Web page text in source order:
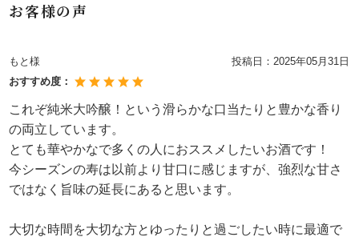
お客様の声
もと様 投稿日： 2025年05月31日
おすすめ度：
これぞ純米大吟醸！という滑らかな口当たりと豊かな香り
の両立しています。
とても華やかなで多くの人におススメしたいお酒です！
今シーズンの寿は以前より甘口に感じますが、強烈な甘さ
ではなく旨味の延長にあると思います。
大切な時間を大切な方とゆったりと過ごしたい時に最適で